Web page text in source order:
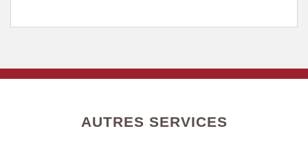
AUTRES SERVICES